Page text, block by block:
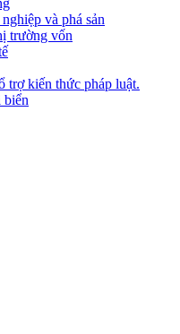
và phá sản
trường vốn
trợ kiến thức pháp luật.
biển